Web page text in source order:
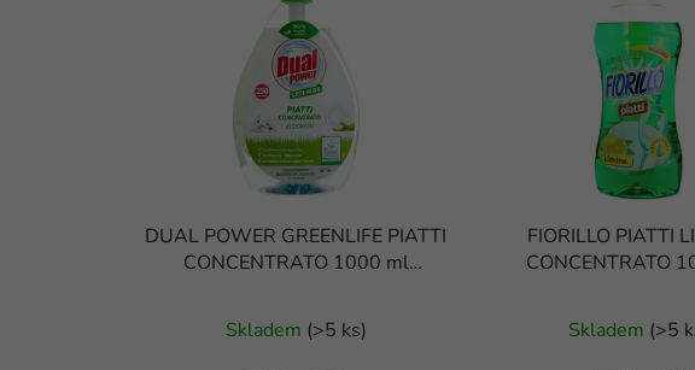
DUAL POWER GREENLIFE PIATTI
CONCENTRATO 1000 ml
Skladem (>5 ks)
FIORILLO PIATTI
CONCENTRATO
Skladem (>5